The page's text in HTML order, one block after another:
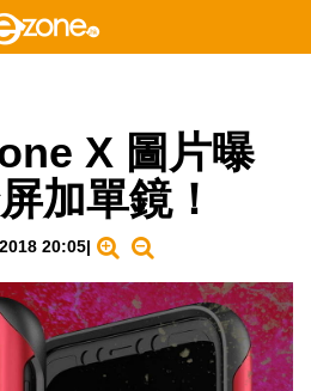
X 圖片曝
加單鏡！
20:05|